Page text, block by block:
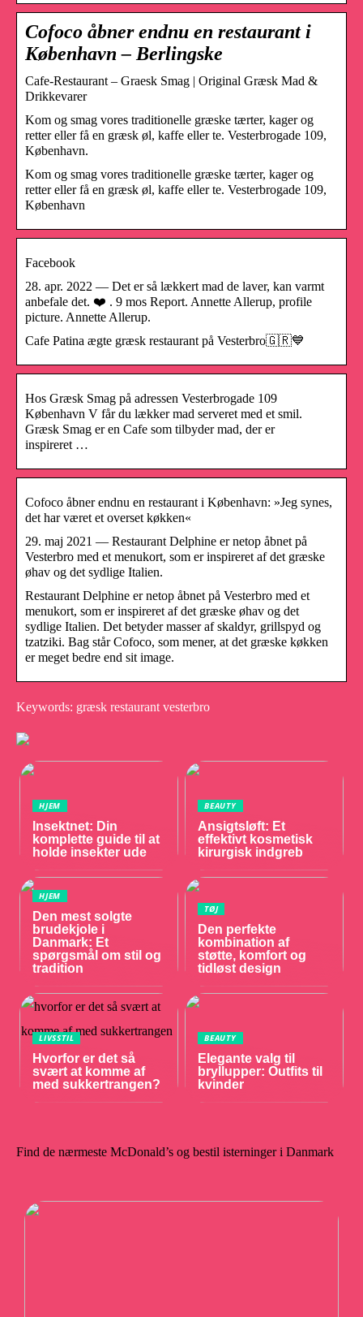
Cofoco åbner endnu en restaurant i
København – Berlingske
Cafe-Restaurant – Graesk Smag | Original Græsk Mad &
Drikkevarer
Kom og smag vores traditionelle græske tærter, kager og
retter eller få en græsk øl, kaffe eller te. Vesterbrogade 109,
København.
Kom og smag vores traditionelle græske tærter, kager og
retter eller få en græsk øl, kaffe eller te. Vesterbrogade 109,
København
Facebook
28. apr. 2022 — Det er så lækkert mad de laver, kan varmt
anbefale det. ❤️ . 9 mos Report. Annette Allerup, profile
picture. Annette Allerup.
Cafe Patina ægte græsk restaurant på Vesterbro🇬🇷💙
Hos Græsk Smag på adressen Vesterbrogade 109
København V får du lækker mad serveret med et smil.
Græsk Smag er en Cafe som tilbyder mad, der er
inspireret …
Cofoco åbner endnu en restaurant i København: »Jeg synes,
det har været et overset køkken«
29. maj 2021 — Restaurant Delphine er netop åbnet på
Vesterbro med et menukort, som er inspireret af det græske
øhav og det sydlige Italien.
Restaurant Delphine er netop åbnet på Vesterbro med et
menukort, som er inspireret af det græske øhav og det
sydlige Italien. Det betyder masser af skaldyr, grillspyd og
tzatziki. Bag står Cofoco, som mener, at det græske køkken
er meget bedre end sit image.
Keywords: græsk restaurant vesterbro
HJEM
Insektnet: Din
komplette guide til at
holde insekter ude
BEAUTY
Ansigtsløft: Et
effektivt kosmetisk
kirurgisk indgreb
HJEM
Den mest solgte
brudekjole i
Danmark: Et
spørgsmål om stil og
tradition
TØJ
Den perfekte
kombination af
støtte, komfort og
tidløst design
LIVSSTIL
Hvorfor er det så
svært at komme af
med sukkertrangen?
BEAUTY
Elegante valg til
bryllupper: Outfits til
kvinder
Find de nærmeste McDonald’s og bestil isterninger i Danmark